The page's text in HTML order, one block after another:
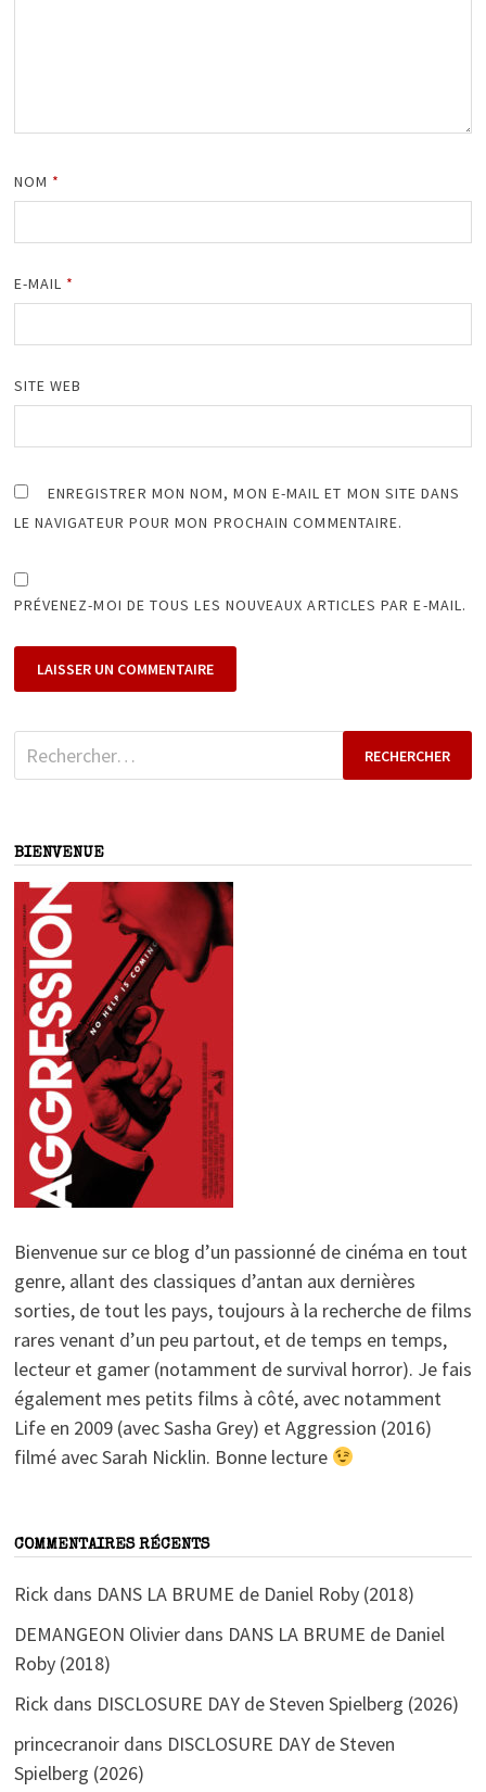
NOM *
E-MAIL *
SITE WEB
ENREGISTRER MON NOM, MON E-MAIL ET MON SITE DANS
LE NAVIGATEUR POUR MON PROCHAIN COMMENTAIRE.
PRÉVENEZ-MOI DE TOUS LES NOUVEAUX ARTICLES PAR E-MAIL.
Rechercher :
BIENVENUE
Bienvenue sur ce blog d’un passionné de cinéma en tout
genre, allant des classiques d’antan aux dernières
sorties, de tout les pays, toujours à la recherche de films
rares venant d’un peu partout, et de temps en temps,
lecteur et gamer (notamment de survival horror). Je fais
également mes petits films à côté, avec notamment
Life en 2009 (avec Sasha Grey) et Aggression (2016)
filmé avec Sarah Nicklin. Bonne lecture
COMMENTAIRES RÉCENTS
Rick dans DANS LA BRUME de Daniel Roby (2018)
DEMANGEON Olivierdans DANS LA BRUME de Daniel
Roby (2018)
Rick dans DISCLOSURE DAY de Steven Spielberg (2026)
princecranoirdans DISCLOSURE DAY de Steven
Spielberg (2026)